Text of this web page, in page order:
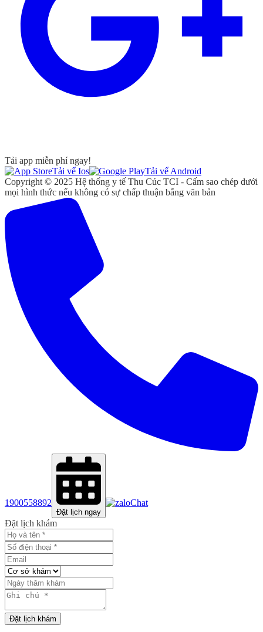
Tải app miễn phí ngay!
Tải vể Ios
Tải vể Android
Copyright © 2025 Hệ thống y tế Thu Cúc TCI - Cấm sao chép dưới
mọi hình thức nếu không có sự chấp thuận bằng văn bản
1900558892
Đặt lịch ngay
Chat
Đặt lịch khám
Đặt lịch khám